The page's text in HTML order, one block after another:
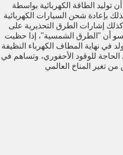
الافريقى اقامة بطولة خاصة لكبار
توليد الطاقة الكهربائية بواسطة
بإعادة شحن السيارات الكهربائية
إشارات الطرق التحذيرية على
أن "الطرق الشمسية"، إذا حظيت
في نهاية المطاف الكهرباء النظيفة
الحاجة للوقود الأحفوري، وتساهم في